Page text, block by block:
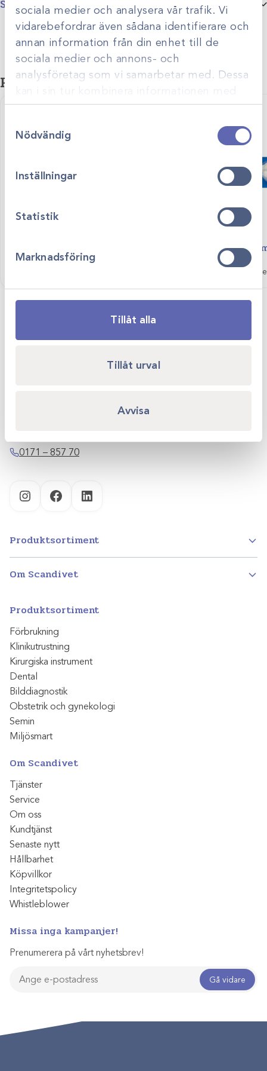
sociala medier och analysera vår trafik. Vi
vidarebefordrar även sådana identifierare och
annan information från din enhet till de
sociala medier och annons- och
analysföretag som vi samarbetar med. Dessa
kan i sin tur kombinera informationen med
annan information som du har tillhandahållit
eller som de har samlat in när du har använt
deras tjänster.
Nödvändig
Inställningar
Statistik
Marknadsföring
Tillåt alla
Tillåt urval
Avvisa
Specifikationer
Produktgrupp Pappershanddukar
Relaterade produkter
Tvättork set
Logga in för att
0171 – 857 70
InstagramFacebookLinkedIn
Produktsortiment
Om Scandivet
Produktsortiment
Förbrukning
Klinikutrustning
Kirurgiska instrument
Dental
Bilddiagnostik
Obstetrik och gynekologi
Semin
Miljösmart
Om Scandivet
Tjänster
Service
Om oss
Kundtjänst
Senaste nytt
Hållbarhet
Köpvillkor
Integritetspolicy
Whistleblower
Missa inga kampanjer!
Prenumerera på vårt nyhetsbrev!
Gå vidare